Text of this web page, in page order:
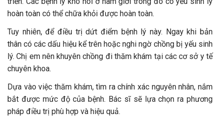
hoàn toàn có thể chữa khỏi được hoàn toàn.
Tuy nhiên, để điều trị dứt điểm bệnh lý này. Ngay khi bản
thân có các dấu hiệu kể trên hoặc nghi ngờ chồng bị yếu sinh
lý. Chị em nên khuyên chồng đi thăm khám tại các cơ sở y tế
chuyên khoa.
Dựa vào việc thăm khám, tìm ra chính xác nguyên nhân, nắm
bắt được mức độ của bệnh. Bác sĩ sẽ lựa chọn ra phương
pháp điều trị phù hợp và hiệu quả.